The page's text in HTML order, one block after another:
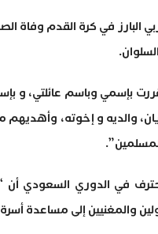
البارز في كرة القدم وفاة
بإسمي وباسم عائلتي، و
والديه و إخوته، وأهديهم
في الدوري السعودي
والمغنيين إلى مساعدة